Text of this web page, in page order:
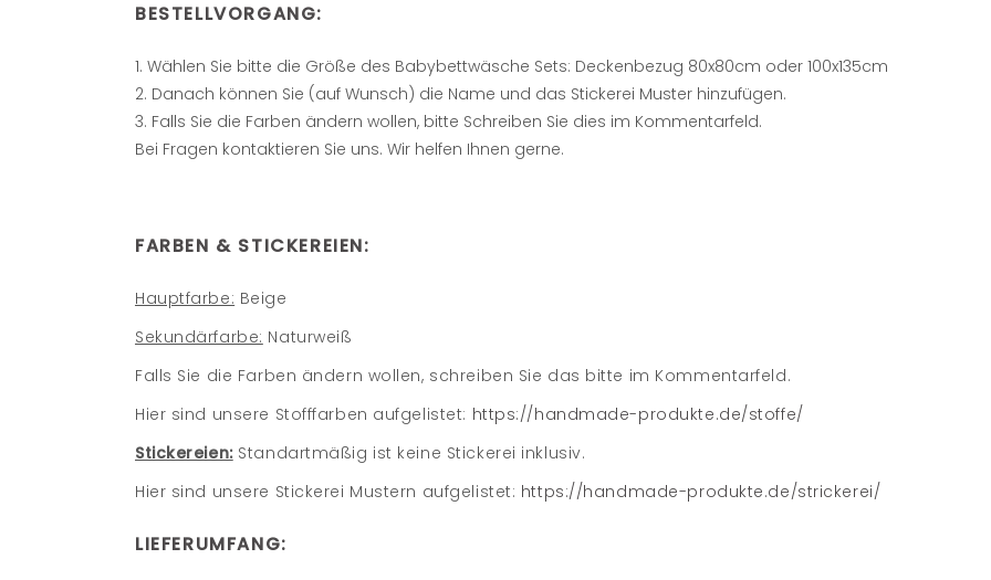
BESTELLVORGANG:
Wählen Sie bitte die Größe des Babybettwäsche Sets: Deckenbezug 80x80cm oder 100x135cm
Danach können Sie (auf Wunsch) die Name und das Stickerei Muster hinzufügen.
Falls Sie die Farben ändern wollen, bitte Schreiben Sie dies im Kommentarfeld.
Bei Fragen kontaktieren Sie uns. Wir helfen Ihnen gerne.
FARBEN & STICKEREIEN:
Hauptfarbe: Beige
Sekundärfarbe: Naturweiß
Falls Sie die Farben ändern wollen, schreiben Sie das bitte im Kommentarfeld.
Hier sind unsere Stofffarben aufgelistet: https://handmade-produkte.de/stoffe/
Stickereien: Standartmäßig ist keine Stickerei inklusiv.
Hier sind unsere Stickerei Mustern aufgelistet: https://handmade-produkte.de/strickerei/
LIEFERUMFANG: